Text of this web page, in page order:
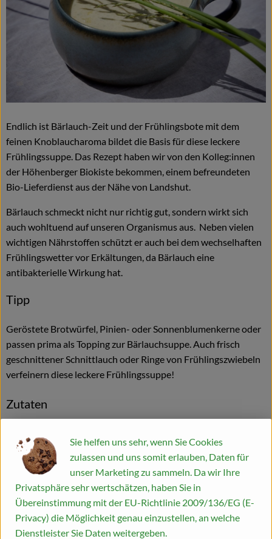
Naturkost
Kosmetik & Drogerie
Wir empfehlen
VINCE Weine
So geht's
Über uns
Veranstaltungen
Blog
Endlich ist Bärlauch-Zeit und der Frühlingsbote mit dem
feinen Knoblaucharoma bildet die Basis für diese leckere
Frühlingssuppe. Das Rezept haben wir von den Kolleg:innen
der Höhenberger Biokiste bekommen, einem befreundeten
Bio-Lieferdienst aus der Nähe von Landshut.
Bärlauch schmeckt nicht nur richtig gut, sondern wirkt sich
auch wohltuend auf unseren Organismus aus. Neben vielen
wichtigen Nährstoffen schützt er auch bei dem wechselhaften
Frühlingswetter vor Erkältungen, da Bärlauch eine
antibakterielle Wirkung hat.
Tipp
Geröstete Brotwürfel, Pinien- oder Sonnenblumenkerne oder
passen prima als Topping zur Bärlauchsuppe. Auch frisch
geschnittener Schnittlauch oder Ringe von Frühlingszwiebeln
verfeinern diese leckere Frühlingssuppe!
Zutaten
2 Zwiebeln
3 EL Butter
3-4 EL Mehl
500ml Milch
500ml Gemüsebrühe
Salz & Pfeffer
Sie helfen uns sehr, wenn Sie Cookies
zulassen und uns somit erlauben, Daten für
unser Marketing zu sammeln. Da wir Ihre
Privatsphäre sehr wertschätzen, haben Sie in
Übereinstimmung mit der EU-Richtlinie 2009/136/EG (E-
Privacy) die Möglichkeit genau einzustellen, an welche
Dienstleister Sie Daten weitergeben.